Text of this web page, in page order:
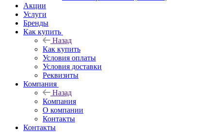
Акции
Услуги
Бренды
Как купить
Назад
Как купить
Условия оплаты
Условия доставки
Реквизиты
Компания
Назад
Компания
О компании
Контакты
Контакты